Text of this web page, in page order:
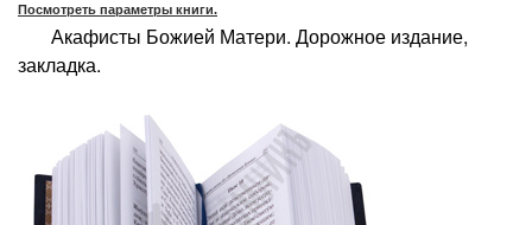
Посмотреть параметры книги.
Акафисты Божией Матери. Дорожное издание,
закладка.